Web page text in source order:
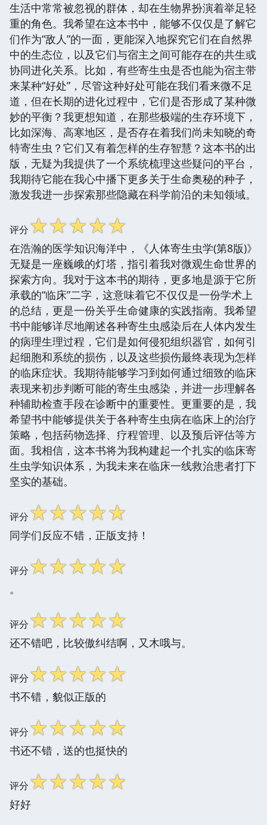
生活中常常被忽视的群体，却在生物界扮演着举足轻
重的角色。我希望在这本书中，能够不仅仅是了解它
们作为“敌人”的一面，更能深入地探究它们在自然界
中的生态位，以及它们与宿主之间可能存在的共生或
协同进化关系。比如，有些寄生虫是否也能为宿主带
来某种“好处”，尽管这种好处可能在我们看来微不足
道，但在长期的进化过程中，它们是否形成了某种微
妙的平衡？我更想知道，在那些极端的生存环境下，
比如深海、高寒地区，是否存在着我们尚未知晓的奇
特寄生虫？它们又有着怎样的生存智慧？这本书的出
版，无疑为我提供了一个系统梳理这些疑问的平台，
我期待它能在我心中播下更多关于生命奥秘的种子，
激发我进一步探索那些隐藏在科学前沿的未知领域。
评分☆☆☆☆☆
在浩瀚的医学知识海洋中，《人体寄生虫学(第8版)》
无疑是一座巍峨的灯塔，指引着我对微观生命世界的
探索方向。我对于这本书的期待，更多地是源于它所
承载的“临床”二字，这意味着它不仅仅是一份学术上
的总结，更是一份关乎生命健康的实践指南。我希望
书中能够详尽地阐述各种寄生虫感染后在人体内发生
的病理生理过程，它们是如何侵犯组织器官，如何引
起细胞和系统的损伤，以及这些损伤最终表现为怎样
的临床症状。我期待能够学习到如何通过细致的临床
表现来初步判断可能的寄生虫感染，并进一步理解各
种辅助检查手段在诊断中的重要性。更重要的是，我
希望书中能够提供关于各种寄生虫病在临床上的治疗
策略，包括药物选择、疗程管理、以及预后评估等方
面。我相信，这本书将为我构建起一个扎实的临床寄
生虫学知识体系，为我未来在临床一线救治患者打下
坚实的基础。
评分☆☆☆☆☆
同学们反应不错，正版支持！
评分☆☆☆☆☆
。
评分☆☆☆☆☆
还不错吧，比较傲纠结啊，又木哦与。
评分☆☆☆☆☆
书不错，貌似正版的
评分☆☆☆☆☆
书还不错，送的也挺快的
评分☆☆☆☆☆
好好